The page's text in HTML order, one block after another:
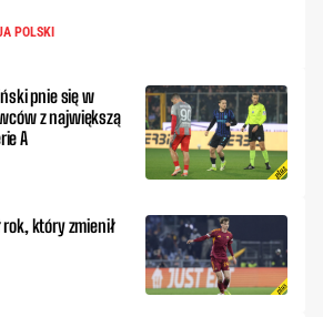
POLSKI
pnie się w
z największą
A
rok, który zmienił